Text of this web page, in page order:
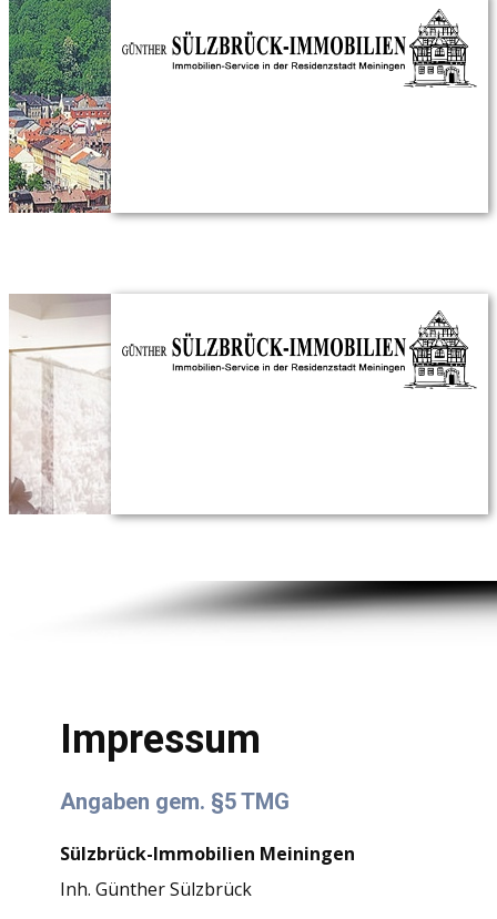
Impressum
Angaben gem. §5 TMG
Sülzbrück-Immobilien Meiningen
Inh. Günther Sülzbrück